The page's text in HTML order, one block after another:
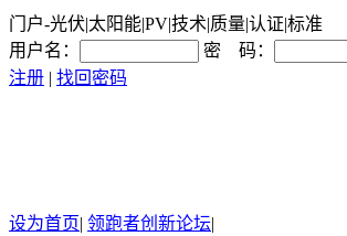
门户-光伏|太阳能|PV|技术|质量|认证|标准
用户名：
密 码：
注册 | 找回密码
设为首页| 领跑者创新论坛|